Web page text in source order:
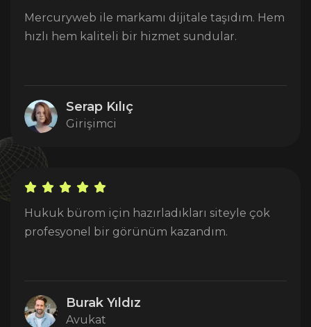
Mercuryweb ile markamı dijitale taşıdım. Hem
hızlı hem kaliteli bir hizmet sundular.
Serap Kılıç
Girişimci
Hukuk bürom için hazırladıkları siteyle çok
profesyonel bir görünüm kazandım.
Burak Yıldız
Avukat